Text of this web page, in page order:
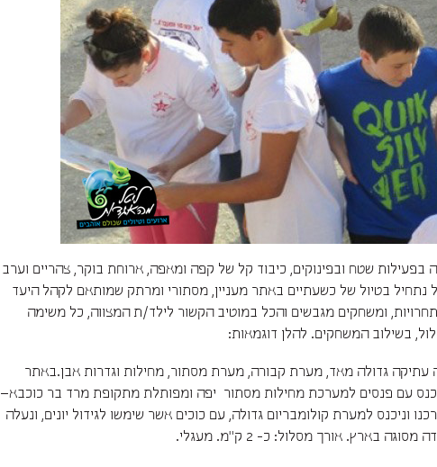
בפעילות שטח ובפינוקים, כיבוד קל של קפה ומאפה, ארוחת בוקר, צהריים וערב
בטיול של כשעתיים באתר מעניין, מסתורי ומרתק שמותאם לקהל היעד
ומשחקים מגבשים והכל במוטיב הקשור לילד/ת המצווה, כל משימה
בשילוב המשחקים. להלן דוגמאות:
עתיקה גדולה מאד, מערת קבורה, מערת מסתור, מחילות וגדרות אבן.באתר
עם פנסים למערכת מחילות מסתור יפה ומפותלת מתקופת מרד בר כוכבא–
וניכנס למערת קולומבריום גדולה, עם כוכים אשר שימשו לגידול יונים, ונעלה